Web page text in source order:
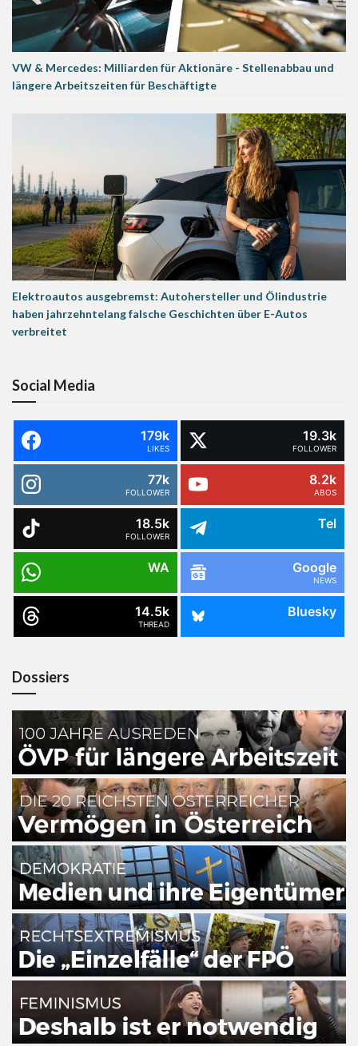
VW & Mercedes: Milliarden für Aktionäre - Stellenabbau und
längere Arbeitszeiten für Beschäftigte
Elektroautos ausgebremst: Autohersteller und Ölindustrie
haben jahrzehntelang falsche Geschichten über E-Autos
verbreitet
Social Media
179k
LIKES
19.3k
FOLLOWER
77k
FOLLOWER
8.2k
ABOS
18.5k
FOLLOWER
Tel
WA Google
NEWS
14.5k
THREAD
Bluesky
Dossiers